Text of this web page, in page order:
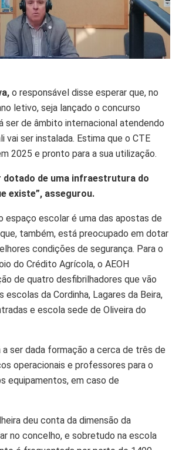
o responsável disse esperar que, no
letivo, seja lançado o concurso
ser de âmbito internacional atendendo
vai ser instalada. Estima que o CTE
2025 e pronto para a sua utilização.
dotado de uma infraestrutura do
existe”, assegurou.
espaço escolar é uma das apostas de
também, está preocupado em dotar
condições de segurança. Para o
do Crédito Agrícola, o AEOH
de quatro desfibrilhadores que vão
escolas da Cordinha, Lagares da Beira,
e escola sede de Oliveira do
ser dada formação a cerca de três de
operacionais e professores para o
equipamentos, em caso de
deu conta da dimensão da
no concelho, e sobretudo na escola